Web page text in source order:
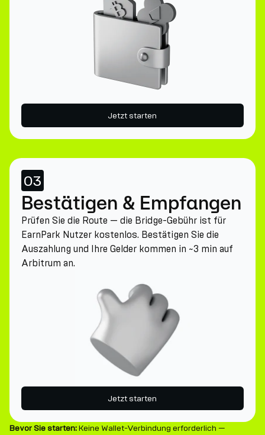
Jetzt starten
03
Bestätigen & Empfangen
Prüfen Sie die Route — die Bridge-Gebühr ist für
EarnPark Nutzer kostenlos. Bestätigen Sie die
Auszahlung und Ihre Gelder kommen in ~3 min auf
Arbitrum an.
Jetzt starten
Bevor Sie starten:Keine Wallet-Verbindung erforderlich —